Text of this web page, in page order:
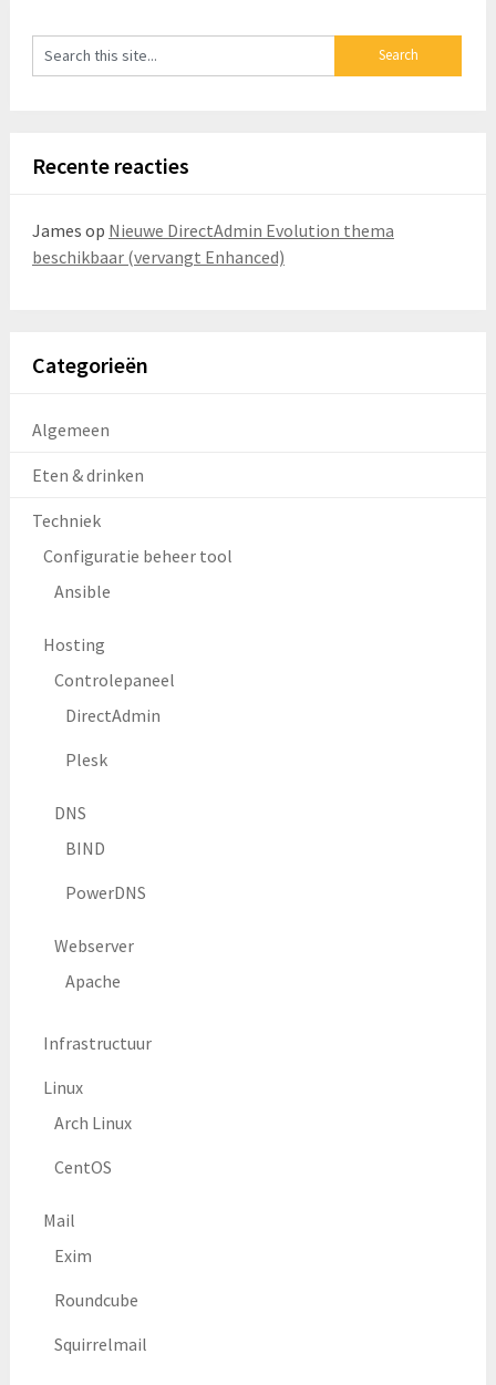
Recente reacties
James op Nieuwe DirectAdmin Evolution thema
beschikbaar (vervangt Enhanced)
Categorieën
Algemeen
Eten & drinken
Techniek
Configuratie beheer tool
Ansible
Hosting
Controlepaneel
DirectAdmin
Plesk
DNS
BIND
PowerDNS
Webserver
Apache
Infrastructuur
Linux
Arch Linux
CentOS
Mail
Exim
Roundcube
Squirrelmail